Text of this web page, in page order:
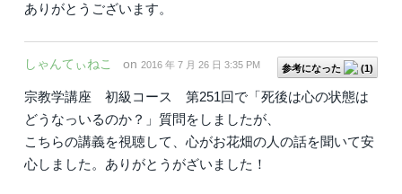
ありがとうございます。
参考になった (1)
しゃんてぃねこ on 2016 年 7 月 26 日 3:35 PM
宗教学講座 初級コース 第251回で「死後は心の状態は
どうなっいるのか？」質問をしましたが、
こちらの講義を視聴して、心がお花畑の人の話を聞いて安
心しました。ありがとうがざいました！